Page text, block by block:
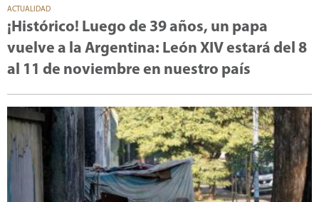
ACTUALIDAD
¡Histórico! Luego de 39 años, un papa
vuelve a la Argentina: León XIV estará del 8
al 11 de noviembre en nuestro país